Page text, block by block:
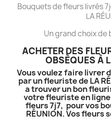
Bouquets de fleurs livrés
LA
Un grand choix de
ACHETER DES
OBSÈQUES À
Vous voulez faire livrer
par un fleuriste de LA
a trouver un bon
votre fleuriste en
fleurs 7j7, pour vos
RÉUNION. Vos fleurs